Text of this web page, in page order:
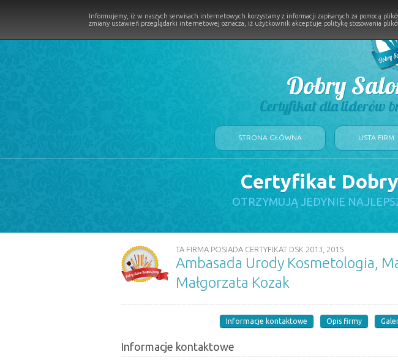
Dobry
Certyfikat dla liderów
STRONA GŁÓWNA LISTA FIRM
Certyfikat
OTRZYMUJĄ JEDYNIE
TA FIRMA POSIADA CERTYFIKAT DSK 2013, 2015
Ambasada Urody Kosmetologia,
Małgorzata Kozak
Informacje kontaktowe Opis firmy
Informacje kontaktowe
Informujemy, iż w naszych serwisach internetowych korzystamy z informacji zapisanych za pomocą
zmiany ustawień przeglądarki internetowej oznacza, iż użytkownik akceptuje politykę stosowania